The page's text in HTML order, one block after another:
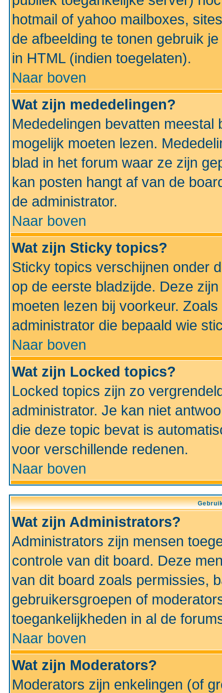
hotmail of yahoo mailboxes,
de afbeelding te tonen gebruik
in HTML (indien toegelaten).
Naar boven
Wat zijn mededelingen?
Mededelingen bevatten
mogelijk moeten lezen.
blad in het forum waar ze zijn
kan posten hangt af van de
de administrator.
Naar boven
Wat zijn Sticky topics?
Sticky topics verschijnen onder
op de eerste bladzijde. Deze
moeten lezen bij voorkeur.
administrator die bepaald wie
Naar boven
Wat zijn Locked topics?
Locked topics zijn zo
administrator. Je kan niet
die deze topic bevat is
voor verschillende redenen.
Naar boven
Wat zijn Administrators?
Administrators zijn mensen
controle van dit board. Deze
van dit board zoals permissies,
gebruikersgroepen of
toegankelijkheden in al de
Naar boven
Wat zijn Moderators?
Moderators zijn enkelingen (of